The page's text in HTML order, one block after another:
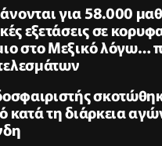
για 58.000
εξετάσεις σε
στο Μεξικό λόγω…
κατά τη διάρκεια